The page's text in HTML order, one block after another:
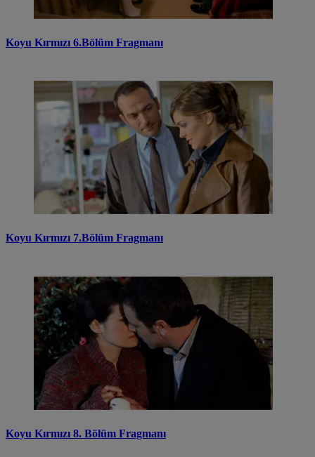
Koyu Kırmızı 6.Bölüm Fragmanı
Koyu Kırmızı 7.Bölüm Fragmanı
Koyu Kırmızı 8. Bölüm Fragmanı